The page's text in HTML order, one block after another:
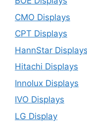
CMO Displays
CPT Displays
HannStar Displays
Hitachi Displays
Innolux Displays
IVO Displays
LG Display